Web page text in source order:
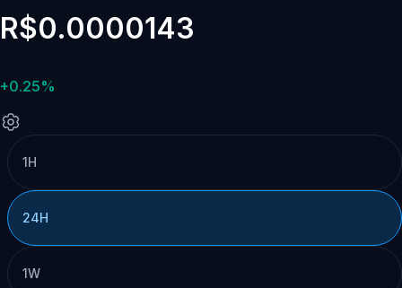
R$0.0000143
+0.25%
1H
24H
1W